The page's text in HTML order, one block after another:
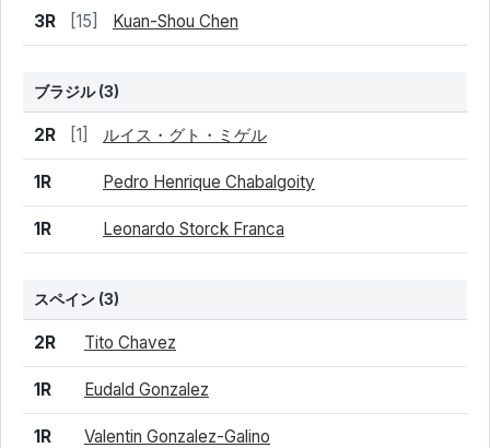
結果 シード 選手名
3R [15] Kuan-Shou Chen
ブラジル(3)
結果 シード 選手名
2R [1] ルイス・グト・ミゲル
1R Pedro Henrique Chabalgoity
1R Leonardo Storck Franca
スペイン (3)
結果 シード 選手名
2R Tito Chavez
1R Eudald Gonzalez
1R Valentin Gonzalez-Galino